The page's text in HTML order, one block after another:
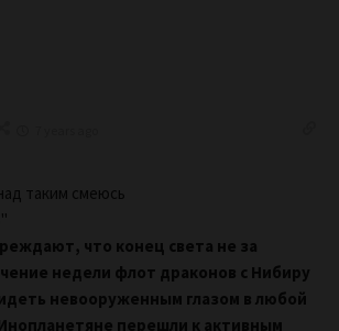
таким смеюсь
что конец света не за
недели флот драконов с Нибиру
невооруженным глазом в любой
перешли к активным